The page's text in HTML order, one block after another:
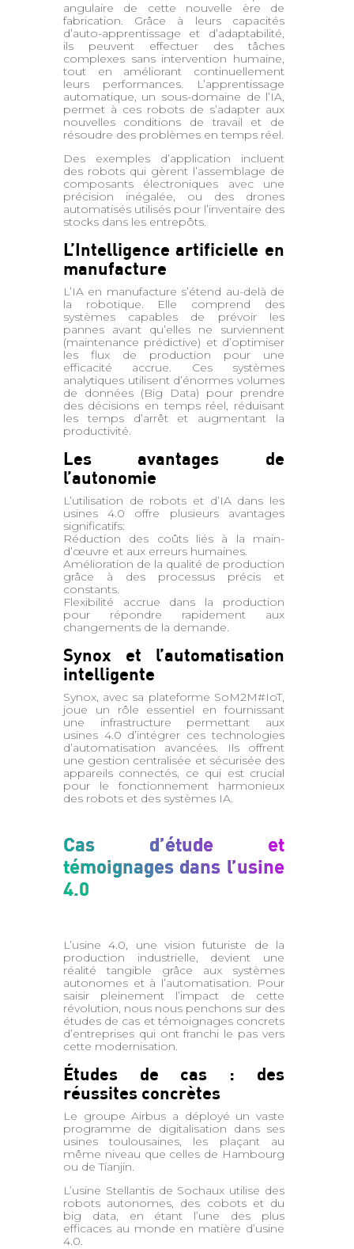
angulaire de cette nouvelle ère de
fabrication. Grâce à leurs capacités
d’auto-apprentissage et d’adaptabilité,
ils peuvent effectuer des tâches
complexes sans intervention humaine,
tout en améliorant continuellement
leurs performances. L’apprentissage
automatique, un sous-domaine de l’IA,
permet à ces robots de s’adapter aux
nouvelles conditions de travail et de
résoudre des problèmes en temps réel.
Des exemples d’application incluent
des robots qui gèrent l’assemblage de
composants électroniques avec une
précision inégalée, ou des drones
automatisés utilisés pour l’inventaire des
stocks dans les entrepôts.
L’Intelligence artificielle en
manufacture
L’IA en manufacture s’étend au-delà de
la robotique. Elle comprend des
systèmes capables de prévoir les
pannes avant qu’elles ne surviennent
(maintenance prédictive) et d’optimiser
les flux de production pour une
efficacité accrue. Ces systèmes
analytiques utilisent d’énormes volumes
de données (Big Data) pour prendre
des décisions en temps réel, réduisant
les temps d’arrêt et augmentant la
productivité.
Les avantages de
l’autonomie
L’utilisation de robots et d’IA dans les
usines 4.0 offre plusieurs avantages
significatifs:
Réduction des coûts liés à la main-
d’œuvre et aux erreurs humaines.
Amélioration de la qualité de production
grâce à des processus précis et
constants.
Flexibilité accrue dans la production
pour répondre rapidement aux
changements de la demande.
Synox et l’automatisation
intelligente
Synox, avec sa plateforme SoM2M#IoT,
joue un rôle essentiel en fournissant
une infrastructure permettant aux
usines 4.0 d’intégrer ces technologies
d’automatisation avancées. Ils offrent
une gestion centralisée et sécurisée des
appareils connectés, ce qui est crucial
pour le fonctionnement harmonieux
des robots et des systèmes IA.
Cas d’étude et
témoignages dans l’usine
4.0
L’usine 4.0, une vision futuriste de la
production industrielle, devient une
réalité tangible grâce aux systèmes
autonomes et à l’automatisation. Pour
saisir pleinement l’impact de cette
révolution, nous nous penchons sur des
études de cas et témoignages concrets
d’entreprises qui ont franchi le pas vers
cette modernisation.
Études de cas : des
réussites concrètes
Le groupe Airbus a déployé un vaste
programme de digitalisation dans ses
usines toulousaines, les plaçant au
même niveau que celles de Hambourg
ou de Tianjin.
L’usine Stellantis de Sochaux utilise des
robots autonomes, des cobots et du
big data, en étant l’une des plus
efficaces au monde en matière d’usine
4.0.